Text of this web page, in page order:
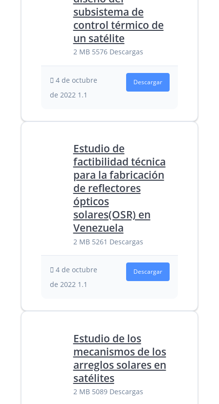
subsistema de
control térmico de
un satélite
2 MB 5576 Descargas
4 de octubre
de 2022 1.1
Descargar
Estudio de
factibilidad técnica
para la fabricación
de reflectores
ópticos
solares(OSR) en
Venezuela
2 MB 5261 Descargas
4 de octubre
de 2022 1.1
Descargar
Estudio de los
mecanismos de los
arreglos solares en
satélites
2 MB 5089 Descargas